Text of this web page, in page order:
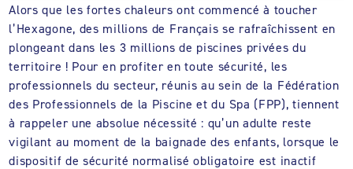
Alors que les fortes chaleurs ont commencé à toucher
l’Hexagone, des millions de Français se rafraîchissent en
plongeant dans les 3 millions de piscines privées du
territoire ! Pour en profiter en toute sécurité, les
professionnels du secteur, réunis au sein de la Fédération
des Professionnels de la Piscine et du Spa (FPP), tiennent
à rappeler une absolue nécessité : qu’un adulte reste
vigilant au moment de la baignade des enfants, lorsque le
dispositif de sécurité normalisé obligatoire est inactif